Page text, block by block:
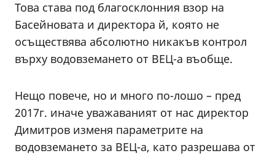
Това става под благосклонния взор на
Басейновата и директора й, която не
осъществява абсолютно никакъв контрол
върху водовземането от ВЕЦ-а въобще.
Нещо повече, но и много по-лошо – пред
2017г. иначе уважаваният от нас директор
Димитров изменя параметрите на
водовземането за ВЕЦ-а, като разрешава от